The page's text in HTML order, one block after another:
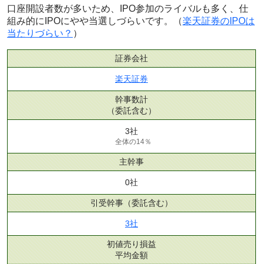
口座開設者数が多いため、IPO参加のライバルも多く、仕
組み的にIPOにやや当選しづらいです。（楽天証券のIPOは
当たりづらい？ ）
証券会社
楽天証券
幹事数計
（委託含む）
3社
全体の14％
主幹事
0社
引受幹事 （委託含む）
3社
初値売り損益
平均金額